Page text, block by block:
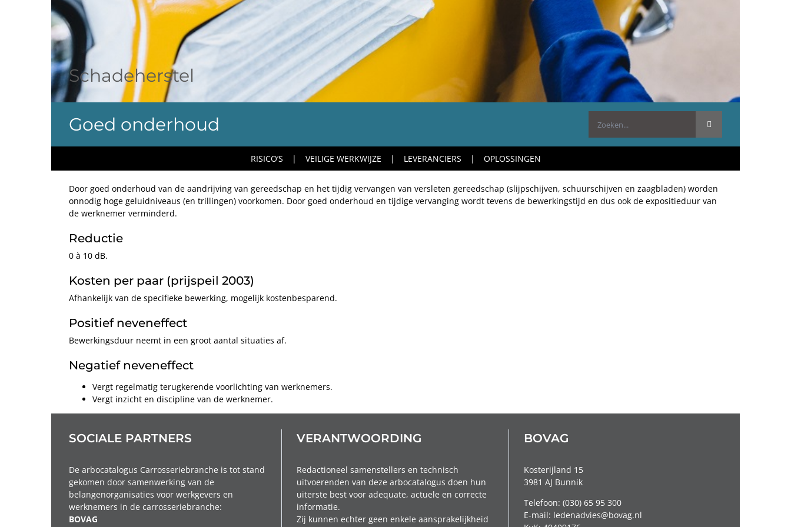
Schadeherstel
Goed onderhoud
naar:
RISICO’S VEILIGE WERKWIJZE LEVERANCIERS OPLOSSINGEN
Door goed onderhoud van de aandrijving van gereedschap en het tijdig vervangen van versleten gereedschap (slijpschijven, schuurschijven en zaagbladen) worden
onnodig hoge geluidniveaus (en trillingen) voorkomen. Door goed onderhoud en tijdige vervanging wordt tevens de bewerkingstijd en dus ook de expositieduur van
de werknemer verminderd.
Reductie
0 à 10 dB.
Kosten per paar (prijspeil 2003)
Afhankelijk van de specifieke bewerking, mogelijk kostenbesparend.
Positief neveneffect
Bewerkingsduur neemt in een groot aantal situaties af.
Negatief neveneffect
Vergt regelmatig terugkerende voorlichting van werknemers.
Vergt inzicht en discipline van de werknemer.
SOCIALE PARTNERS
De arbocatalogus Carrosseriebranche is tot stand
gekomen door samenwerking van de
belangenorganisaties voor werkgevers en
werknemers in de carrosseriebranche:
BOVAG
VERANTWOORDING
Redactioneel samenstellers en technisch
uitvoerenden van deze arbocatalogus doen hun
uiterste best voor adequate, actuele en correcte
informatie.
Zij kunnen echter geen enkele aansprakelijkheid
BOVAG
Kosterijland 15
3981 AJ Bunnik
Telefoon: (030) 65 95 300
E-mail: ledenadvies@bovag.nl